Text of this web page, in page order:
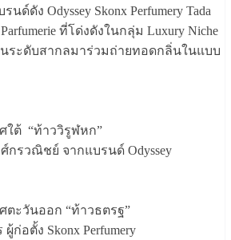
ด์ดัง Odyssey Skonx Perfumery Tada
Parfumerie ที่โด่งดังในกลุ่ม Luxury Niche
ระดับสากลมาร่วมถ่ายทอดกลิ่นในแบบ
ใต้ “ท้าววิรูฬหก”
รวณิชย์ จากแบรนด์ Odyssey
ตะวันออก “ท้าวธตรฐ”
อตั้ง Skonx Perfumery